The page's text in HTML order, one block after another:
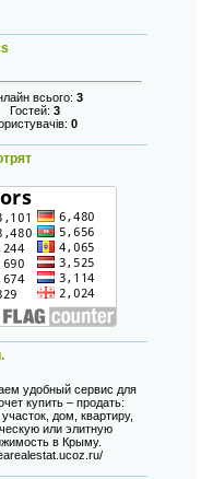
всього: 3
Гостей: 3
0
удобный сервис для
купить – продать:
дом, квартиру,
или элитную
в Крыму.